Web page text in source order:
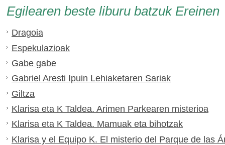
Egilearen beste liburu batzuk Ereinen
Dragoia
Espekulazioak
Gabe gabe
Gabriel Aresti Ipuin Lehiaketaren Sariak
Giltza
Klarisa eta K Taldea. Arimen Parkearen misterioa
Klarisa eta K Taldea. Mamuak eta bihotzak
Klarisa y el Equipo K. El misterio del Parque de las